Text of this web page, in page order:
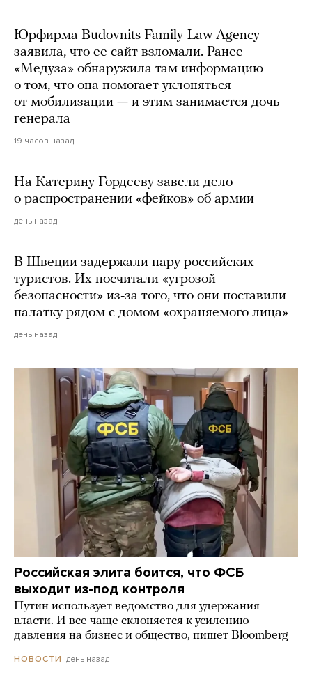
Юрфирма Budovnits Family Law Agency
заявила, что ее сайт взломали. Ранее
«Медуза» обнаружила там информацию
о том, что она помогает уклоняться
от мобилизации — и этим занимается дочь
генерала
19 часов назад
На Катерину Гордееву завели дело
о распространении «фейков» об армии
день назад
В Швеции задержали пару российских
туристов. Их посчитали «угрозой
безопасности» из-за того, что они поставили
палатку рядом с домом «охраняемого лица»
день назад
Российская элита боится, что ФСБ
выходит из-под контроля
Путин использует ведомство для удержания
власти. И все чаще склоняется к усилению
давления на бизнес и общество, пишет Bloomberg
НОВОСТИ день назад